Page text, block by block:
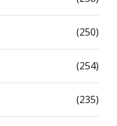
(250)
(254)
(235)